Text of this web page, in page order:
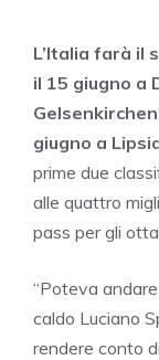
L’Italia farà il
il 15 giugno a
giugno a
prime due
alle quattro
pass per gli
“Poteva
caldo Luciano
rendere conto